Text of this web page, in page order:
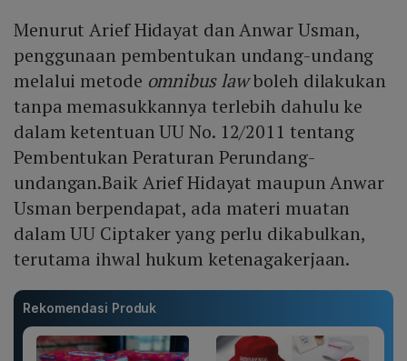
Menurut Arief Hidayat dan Anwar Usman,
penggunaan pembentukan undang-undang
melalui metode omnibus lawboleh dilakukan
tanpa memasukkannya terlebih dahulu ke
dalam ketentuan UU No. 12/2011 tentang
Pembentukan Peraturan Perundang-
undangan.Baik Arief Hidayat maupun Anwar
Usman berpendapat, ada materi muatan
dalam UU Ciptaker yang perlu dikabulkan,
terutama ihwal hukum ketenagakerjaan.
Rekomendasi Produk